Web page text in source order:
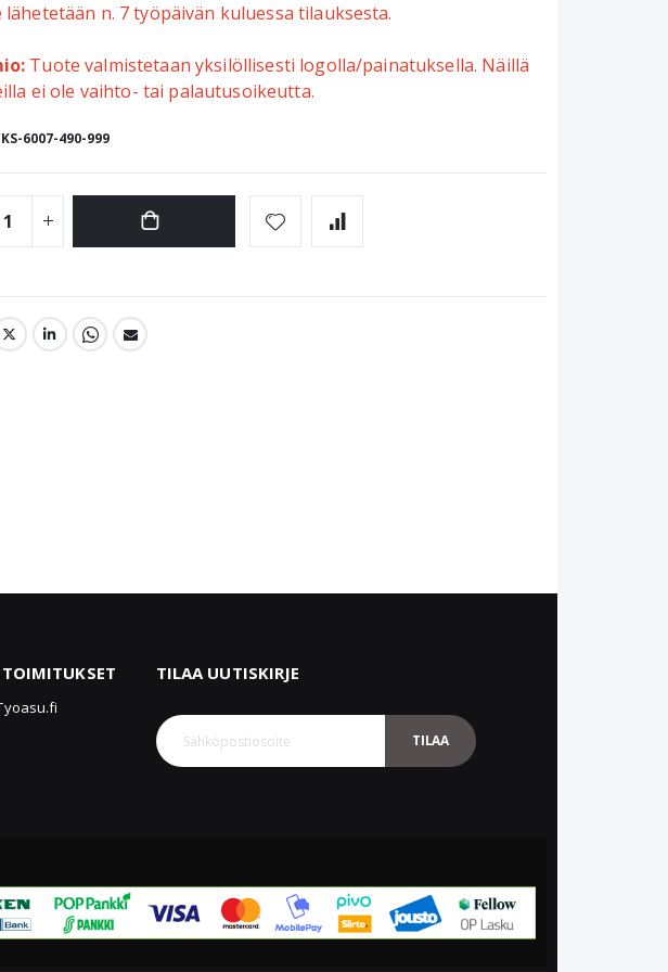
lähetetään n. 7 työpäivän kuluessa tilauksesta.
Tuote valmistetaan yksilöllisesti logolla/painatuksella. Näillä
ei ole vaihto- tai palautusoikeutta.
6007-490-999
TOIMITUKSET TILAA UUTISKIRJE
TILAA